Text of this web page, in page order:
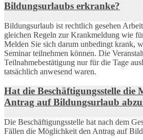
Bildungsurlaubs erkranke?
Bildungsurlaub ist rechtlich gesehen
gleichen Regeln zur Krankmeldung wie
Melden Sie sich darum unbedingt krank,
Seminar teilnehmen können. Die
Teilnahmebestätigung nur für die Tage
tatsächlich anwesend waren.
Hat die Beschäftigungsstelle die
Antrag auf Bildungsurlaub
Die Beschäftigungsstelle hat nach dem
Fällen die Möglichkeit den Antrag auf